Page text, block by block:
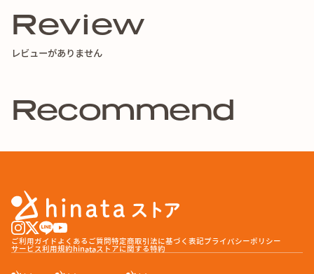
Review
レビューがありません
Recommend
ご利用ガイド よくあるご質問特定商取引法に基づく表記プライバシーポリシー
サービス利用規約hinataストアに関する特約